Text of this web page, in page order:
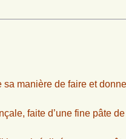
manière de faire et
faite d’une fine pâte